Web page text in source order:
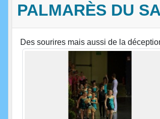
PALMARÈS DU
Des sourires mais aussi de la